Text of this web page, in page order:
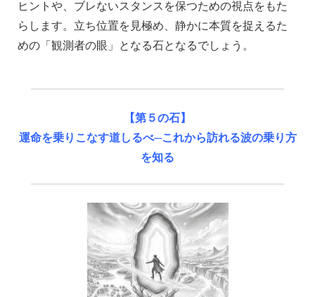
ヒントや、ブレないスタンスを保つための視点をもた
らします。立ち位置を見極め、静かに本質を捉えるた
めの「観測者の眼」となる石となるでしょう。
【第５の石】
運命を乗りこなす道しるべ─これから訪れる波の乗り方
を知る